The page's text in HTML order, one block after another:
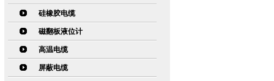
硅橡胶电缆
磁翻板液位计
高温电缆
屏蔽电缆